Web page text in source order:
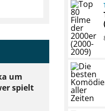
um
spielt